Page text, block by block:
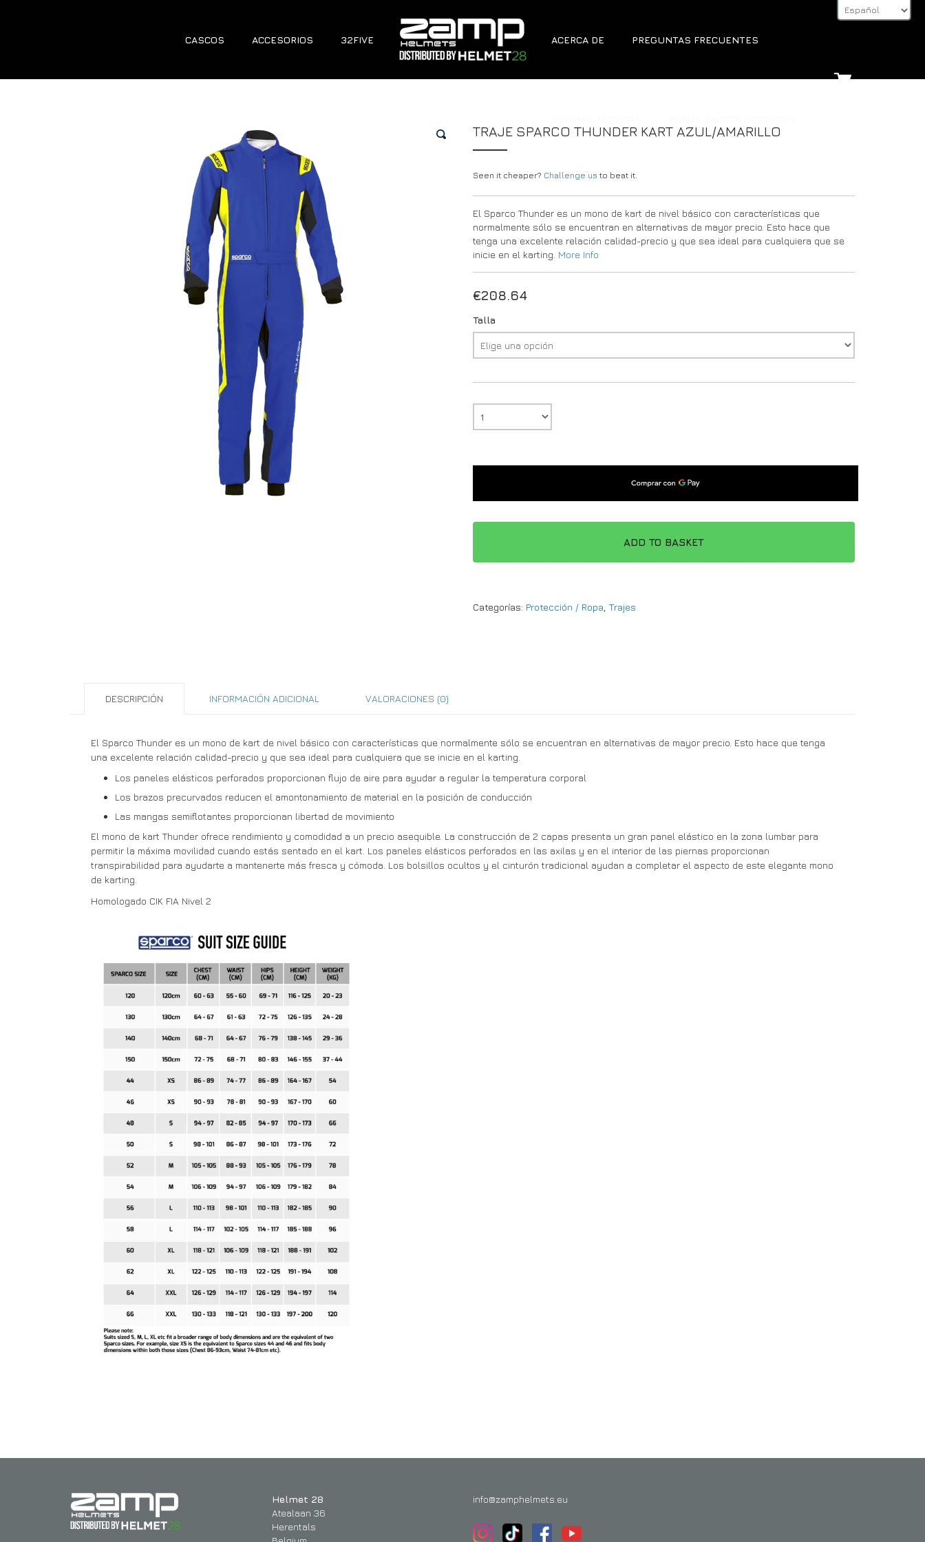
CASCOS ACCESORIOS 32FIVE ACERCA DE PREGUNTAS FRECUENTES
TRAJE SPARCO THUNDER KART AZUL/AMARILLO
Seen it cheaper? Challenge us to beat it.
El Sparco Thunder es un mono de kart de nivel básico con características que
normalmente sólo se encuentran en alternativas de mayor precio. Esto hace que
tenga una excelente relación calidad-precio y que sea ideal para cualquiera que se
inicie en el karting. More Info
€208.64
Talla
ADD TO BASKET
Categorías: Protección / Ropa Trajes
DESCRIPCIÓN INFORMACIÓN ADICIONAL VALORACIONES (0)
El Sparco Thunder es un mono de kart de nivel básico con características que normalmente sólo se encuentran en alternativas de mayor precio. Esto hace que tenga
una excelente relación calidad-precio y que sea ideal para cualquiera que se inicie en el karting.
Los paneles elásticos perforados proporcionan flujo de aire para ayudar a regular la temperatura corporal
Los brazos precurvados reducen el amontonamiento de material en la posición de conducción
Las mangas semiflotantes proporcionan libertad de movimiento
El mono de kart Thunder ofrece rendimiento y comodidad a un precio asequible. La construcción de 2 capas presenta un gran panel elástico en la zona lumbar para
permitir la máxima movilidad cuando estás sentado en el kart. Los paneles elásticos perforados en las axilas y en el interior de las piernas proporcionan
transpirabilidad para ayudarte a mantenerte más fresca y cómoda. Los bolsillos ocultos y el cinturón tradicional ayudan a completar el aspecto de este elegante mono
de karting.
Homologado CIK FIA Nivel 2
Helmet 28
Atealaan 36
Herentals
info@zamphelmets.eu